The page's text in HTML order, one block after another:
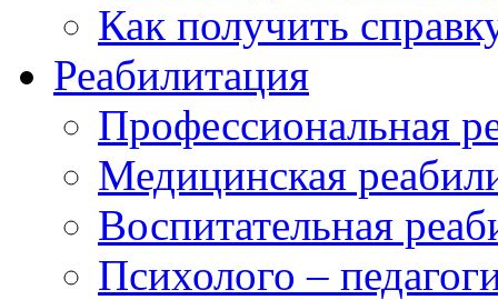
Как получить
Реабилитация
Профессиональная
Медицинская
Воспитательная
Психолого –